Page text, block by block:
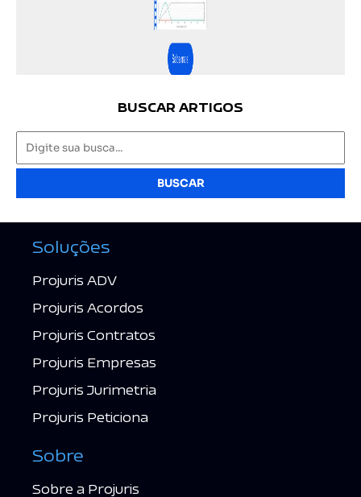
BUSCAR ARTIGOS
BUSCAR
Soluções
Projuris ADV
Projuris Acordos
Projuris Contratos
Projuris Empresas
Projuris Jurimetria
Projuris Peticiona
Sobre
Sobre a Projuris